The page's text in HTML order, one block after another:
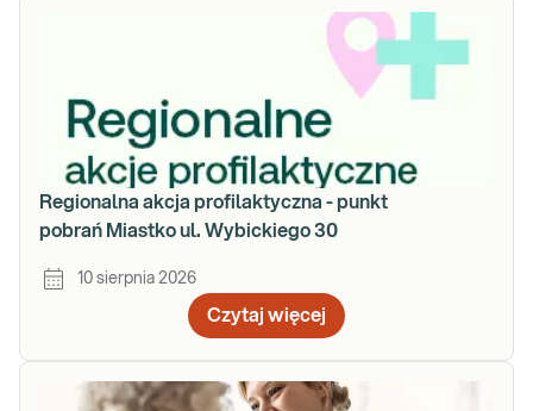
Regionalna akcja profilaktyczna - punkt
pobrań Miastko ul. Wybickiego 30
10 sierpnia 2026
Czytaj więcej